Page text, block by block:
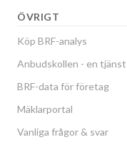
ÖVRIGT
Köp BRF-analys
Anbudskollen - en
BRF-data för företag
Mäklarportal
Vanliga frågor & svar